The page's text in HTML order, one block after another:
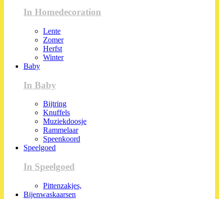
In Homedecoration
Lente
Zomer
Herfst
Winter
Baby
In Baby
Bijtring
Knuffels
Muziekdoosje
Rammelaar
Speenkoord
Speelgoed
In Speelgoed
Pittenzakjes,
Bijenwaskaarsen